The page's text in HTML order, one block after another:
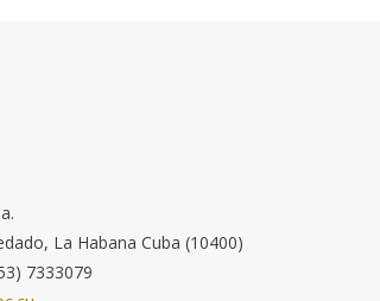
La Habana Cuba (10400)
7333079